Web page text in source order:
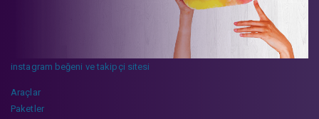
instagram beğeni ve takipçi sitesi
Araçlar
Paketler